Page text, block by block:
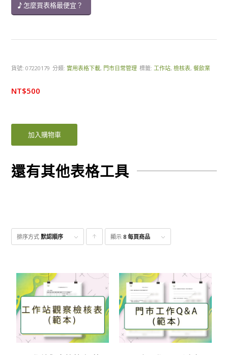
怎麼買表格最便宜？
貨號: 07220179 分類:實用表格下載, 門市日常管理 標籤:工作站,檢核表,餐飲業
NT$500
加入購物車
還有其他表格工具
排序方式默認順序 點
品
顯示8 每頁商品